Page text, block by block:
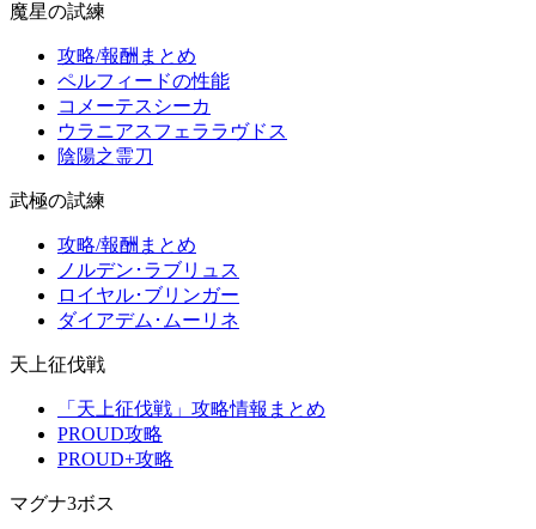
魔星の試練
攻略/報酬まとめ
ペルフィードの性能
コメーテスシーカ
ウラニアスフェララヴドス
陰陽之霊刀
武極の試練
攻略/報酬まとめ
ノルデン･ラブリュス
ロイヤル･ブリンガー
ダイアデム･ムーリネ
天上征伐戦
「天上征伐戦」攻略情報まとめ
PROUD攻略
PROUD+攻略
マグナ3ボス